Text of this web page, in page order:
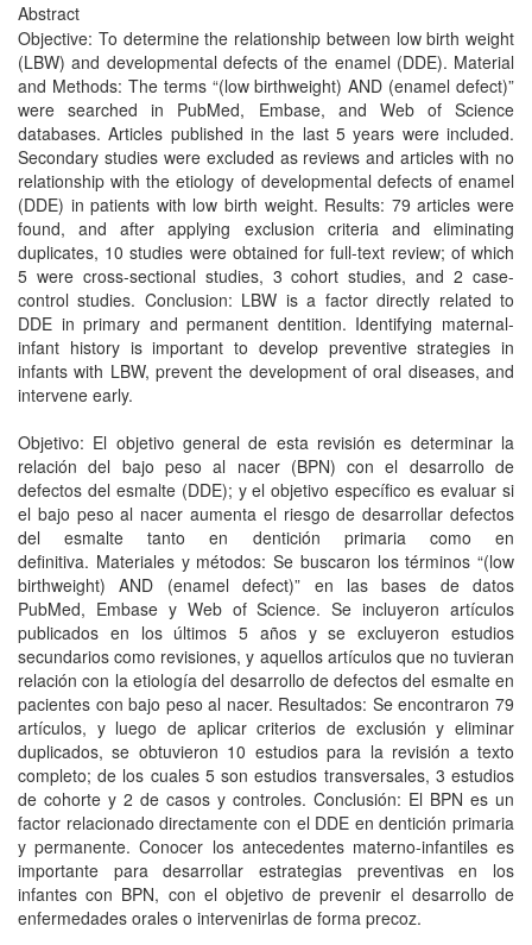
Abstract
Objective: To determine the relationship between low birth weight
(LBW) and developmental defects of the enamel (DDE). Material
and Methods: The terms “(low birthweight) AND (enamel defect)”
were searched in PubMed, Embase, and Web of Science
databases. Articles published in the last 5 years were included.
Secondary studies were excluded as reviews and articles with no
relationship with the etiology of developmental defects of enamel
(DDE) in patients with low birth weight. Results: 79 articles were
found, and after applying exclusion criteria and eliminating
duplicates, 10 studies were obtained for full-text review; of which
5 were cross-sectional studies, 3 cohort studies, and 2 case-
control studies. Conclusion: LBW is a factor directly related to
DDE in primary and permanent dentition. Identifying maternal-
infant history is important to develop preventive strategies in
infants with LBW, prevent the development of oral diseases, and
intervene early.
Objetivo: El objetivo general de esta revisión es determinar la
relación del bajo peso al nacer (BPN) con el desarrollo de
defectos del esmalte (DDE); y el objetivo específico es evaluar si
el bajo peso al nacer aumenta el riesgo de desarrollar defectos
del esmalte tanto en dentición primaria como en
definitiva. Materiales y métodos: Se buscaron los términos “(low
birthweight) AND (enamel defect)” en las bases de datos
PubMed, Embase y Web of Science. Se incluyeron artículos
publicados en los últimos 5 años y se excluyeron estudios
secundarios como revisiones, y aquellos artículos que no tuvieran
relación con la etiología del desarrollo de defectos del esmalte en
pacientes con bajo peso al nacer. Resultados: Se encontraron 79
artículos, y luego de aplicar criterios de exclusión y eliminar
duplicados, se obtuvieron 10 estudios para la revisión a texto
completo; de los cuales 5 son estudios transversales, 3 estudios
de cohorte y 2 de casos y controles. Conclusión: El BPN es un
factor relacionado directamente con el DDE en dentición primaria
y permanente. Conocer los antecedentes materno-infantiles es
importante para desarrollar estrategias preventivas en los
infantes con BPN, con el objetivo de prevenir el desarrollo de
enfermedades orales o intervenirlas de forma precoz.